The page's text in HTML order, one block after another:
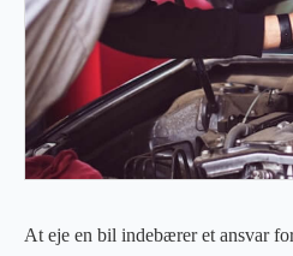
At eje en bil indebærer et ansvar